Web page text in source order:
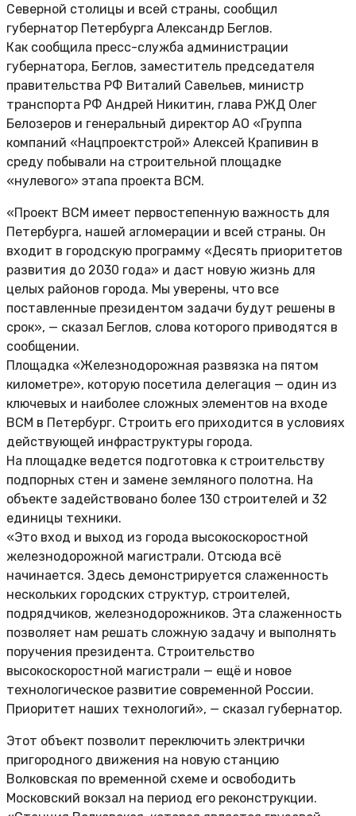
Северной столицы и всей страны, сообщил
губернатор Петербурга Александр Беглов.
Как сообщила пресс-служба администрации
губернатора, Беглов, заместитель председателя
правительства РФ Виталий Савельев, министр
транспорта РФ Андрей Никитин, глава РЖД Олег
Белозеров и генеральный директор АО «Группа
компаний «Нацпроектстрой» Алексей Крапивин в
среду побывали на строительной площадке
«нулевого» этапа проекта ВСМ.
«Проект ВСМ имеет первостепенную важность для
Петербурга, нашей агломерации и всей страны. Он
входит в городскую программу «Десять приоритетов
развития до 2030 года» и даст новую жизнь для
целых районов города. Мы уверены, что все
поставленные президентом задачи будут решены в
срок», — сказал Беглов, слова которого приводятся в
сообщении.
Площадка «Железнодорожная развязка на пятом
километре», которую посетила делегация — один из
ключевых и наиболее сложных элементов на входе
ВСМ в Петербург. Строить его приходится в условиях
действующей инфраструктуры города.
На площадке ведется подготовка к строительству
подпорных стен и замене земляного полотна. На
объекте задействовано более 130 строителей и 32
единицы техники.
«Это вход и выход из города высокоскоростной
железнодорожной магистрали. Отсюда всё
начинается. Здесь демонстрируется слаженность
нескольких городских структур, строителей,
подрядчиков, железнодорожников. Эта слаженность
позволяет нам решать сложную задачу и выполнять
поручения президента. Строительство
высокоскоростной магистрали — ещё и новое
технологическое развитие современной России.
Приоритет наших технологий», — сказал губернатор.
Этот объект позволит переключить электрички
пригородного движения на новую станцию
Волковская по временной схеме и освободить
Московский вокзал на период его реконструкции.